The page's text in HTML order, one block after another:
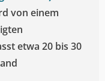
von einem
etwa 20 bis 30